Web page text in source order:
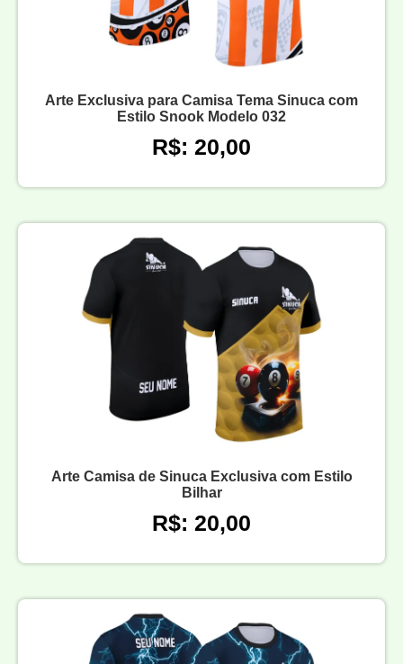
Arte Exclusiva para Camisa Tema Sinuca com
Estilo Snook Modelo 032
R$: 20,00
Arte Camisa de Sinuca Exclusiva com Estilo
Bilhar
R$: 20,00